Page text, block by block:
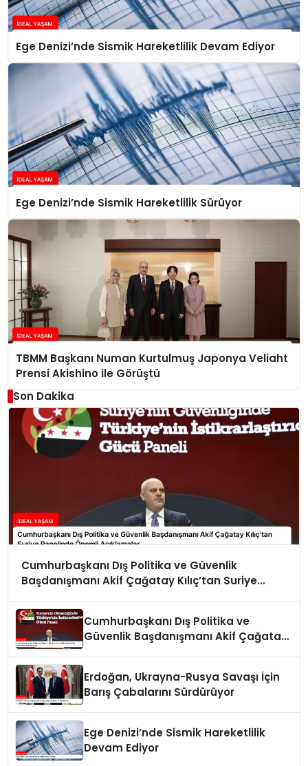
Ege Denizi’nde Sismik Hareketlilik Devam Ediyor
Ege Denizi’nde Sismik Hareketlilik Sürüyor
TBMM Başkanı Numan Kurtulmuş Japonya Veliaht
Prensi Akishino ile Görüştü
Son Dakika
Cumhurbaşkanı Dış Politika ve Güvenlik
Başdanışmanı Akif Çağatay Kılıç’tan Suriye
Cumhurbaşkanı Dış Politika ve
Güvenlik Başdanışmanı Akif Çağatay
Erdoğan, Ukrayna-Rusya Savaşı İçin
Barış Çabalarını Sürdürüyor
Ege Denizi’nde Sismik Hareketlilik
Devam Ediyor